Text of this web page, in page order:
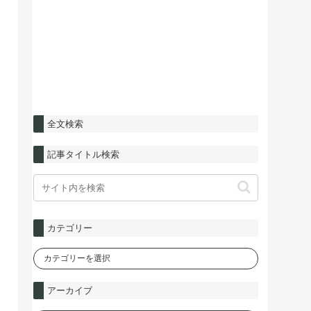
全文検索
記事タイトル検索
カテゴリー
アーカイブ